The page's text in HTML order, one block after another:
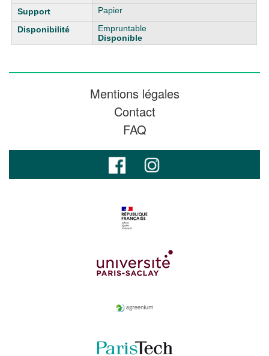
Papier
Empruntable
Disponible
Mentions légales
Contact
FAQ